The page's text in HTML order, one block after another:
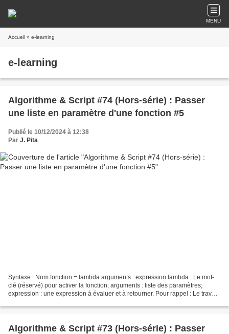
MENU
Accueil » e-learning
e-learning
Algorithme & Script #74 (Hors-série) : Passer
une liste en paramètre d'une fonction #5
Publié le 10/12/2024 à 12:38
Par J. Pita
Syntaxe : Nom fonction = lambda arguments : expression lambda : Le mot-
clé (réservé) pour activer la fonction; arguments : liste des paramètres;
expression : une expression à évaluer et à retourner. Pour rappel : Le travail
Algorithme & Script #73 (Hors-série) : Passer